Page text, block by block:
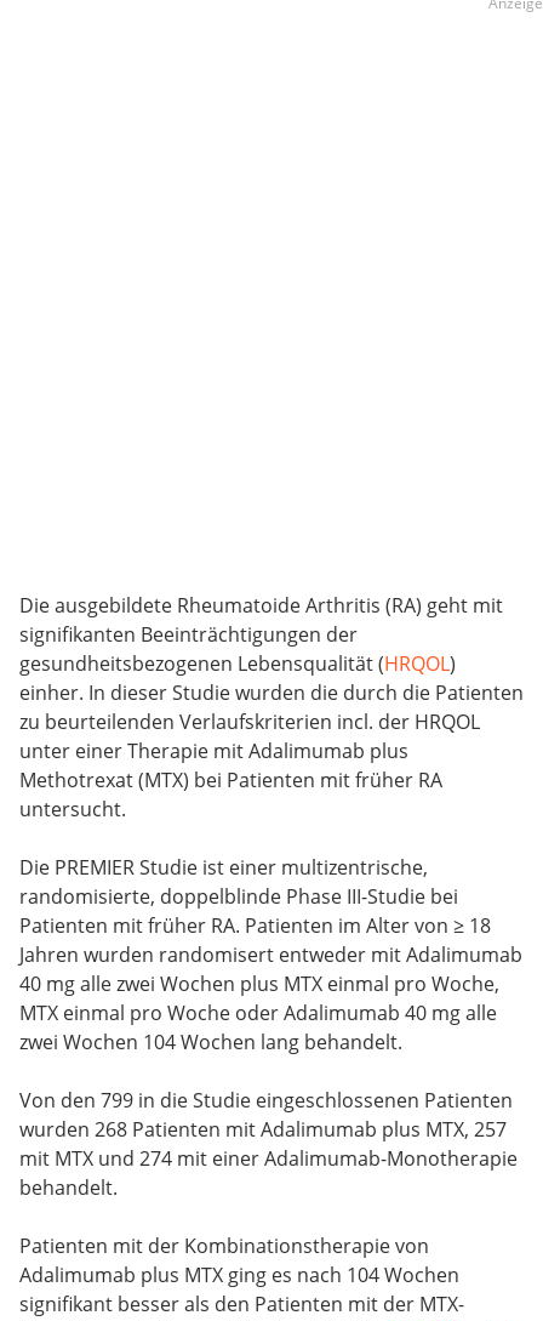
Die ausgebildete Rheumatoide Arthritis (RA) geht mit
signifikanten Beeinträchtigungen der
gesundheitsbezogenen Lebensqualität (HRQOL)
einher. In dieser Studie wurden die durch die Patienten
zu beurteilenden Verlaufskriterien incl. der HRQOL
unter einer Therapie mit Adalimumab plus
Methotrexat (MTX) bei Patienten mit früher RA
untersucht.
Die PREMIER Studie ist einer multizentrische,
randomisierte, doppelblinde Phase III-Studie bei
Patienten mit früher RA. Patienten im Alter von ≥ 18
Jahren wurden randomisert entweder mit Adalimumab
40 mg alle zwei Wochen plus MTX einmal pro Woche,
MTX einmal pro Woche oder Adalimumab 40 mg alle
zwei Wochen 104 Wochen lang behandelt.
Von den 799 in die Studie eingeschlossenen Patienten
wurden 268 Patienten mit Adalimumab plus MTX, 257
mit MTX und 274 mit einer Adalimumab-Monotherapie
behandelt.
Patienten mit der Kombinationstherapie von
Adalimumab plus MTX ging es nach 104 Wochen
signifikant besser als den Patienten mit der MTX-